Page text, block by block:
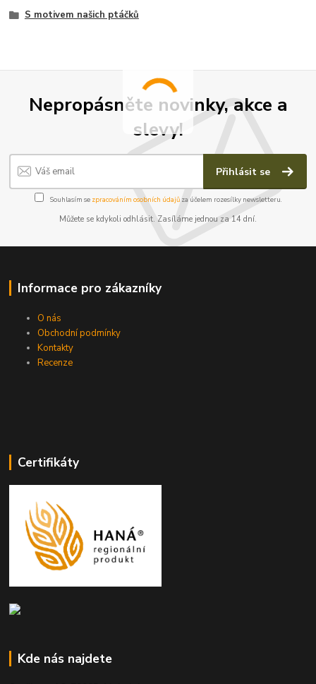
S motivem našich ptáčků
Nepropásněte novinky, akce a
slevy!
Přihlásit se
Souhlasím se zpracováním osobních údajůza účelem rozesílky newsletteru.
Můžete se kdykoli odhlásit. Zasíláme jednou za 14 dní.
Informace pro zákazníky
O nás
Obchodní podmínky
Kontakty
Recenze
Certifikáty
Kde nás najdete